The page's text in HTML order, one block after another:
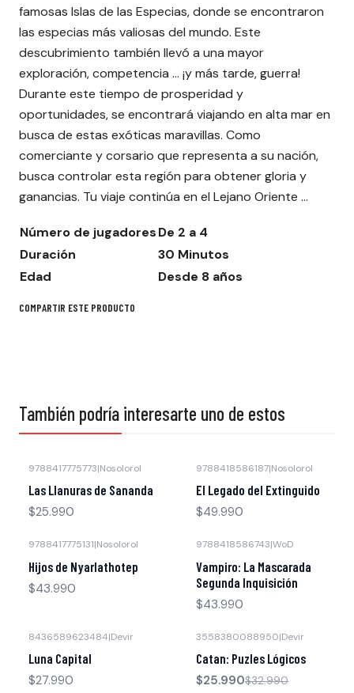
famosas Islas de las Especias, donde se encontraron
las especias más valiosas del mundo. Este
descubrimiento también llevó a una mayor
exploración, competencia ... ¡y más tarde, guerra!
Durante este tiempo de prosperidad y
oportunidades, se encontrará viajando en alta mar en
busca de estas exóticas maravillas. Como
comerciante y corsario que representa a su nación,
busca controlar esta región para obtener gloria y
ganancias. Tu viaje continúa en el Lejano Oriente ...
Número de jugadoresDe 2 a 4
Duración
30 Minutos
Edad
Desde 8 años
COMPARTIR ESTE PRODUCTO
También podría interesarte uno de estos
9788417775773|Nosolorol
Las Llanuras de Sananda
$25.990
9788418586187|Nosolorol
El Legado del Extinguido
$49.990
9788417775131|Nosolorol
Hijos de Nyarlathotep
$43.990
9788418586743|WoD
Vampiro: La Mascarada
Segunda Inquisición
$43.990
8436589623484|Devir
Luna Capital
$27.990
3558380088950|Devir
Catan: Puzles Lógicos
$25.990$32.990